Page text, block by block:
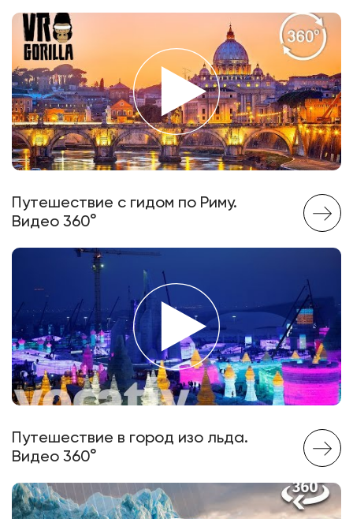
Путешествие с гидом по Риму.
Видео 360°
Путешествие в город изо льда.
Видео 360°